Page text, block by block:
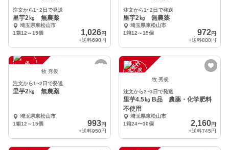
注文から1~2日で発送
里芋2㎏ 無農薬
埼玉県東松山市
1箱12～15個
1,026円
+送料690円
注文から1~2日で発送
里芋2㎏ 無農薬
埼玉県東松山市
1箱12～15個
972円
+送料800円
注
文
受
付
停
止 牧 秀俊
注文から1~2日で発送
里芋2㎏ 無農薬
埼玉県東松山市
1箱12～15個
993円
+送料950円
注
文
受
付
停
止
中 牧 秀俊
注文から2~3日で発送
里芋4.5㎏ B品 農薬・化学肥料
不使用
埼玉県東松山市
1箱24〜30個
2,160円
+送料745円